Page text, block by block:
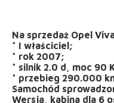
Na sprzedaż Opel
* I właściciel;
* rok 2007;
* silnik 2.0 d, moc 90
* przebieg 290.000
Samochód
Wersja, kabina dla 6